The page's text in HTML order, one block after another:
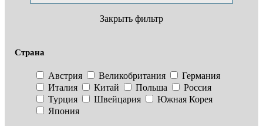
Закрыть фильтр
Страна
Австрия Великобритания
Германия
Италия
Китай Польша
Россия
Турция
Швейцария
Южная Корея
Япония